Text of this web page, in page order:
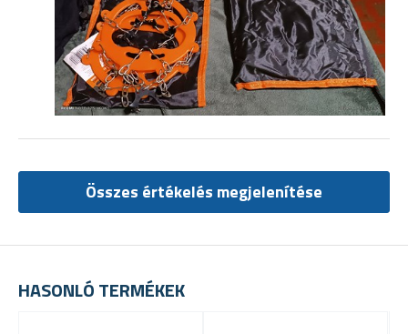
HASONLÓ TERMÉKEK
Összes értékelés megjelenítése